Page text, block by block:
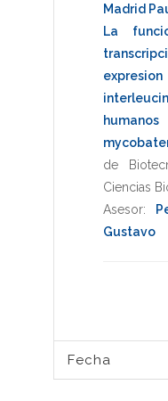
Madrid
La
de
Ciencias
Asesor:
Gustavo
Fecha